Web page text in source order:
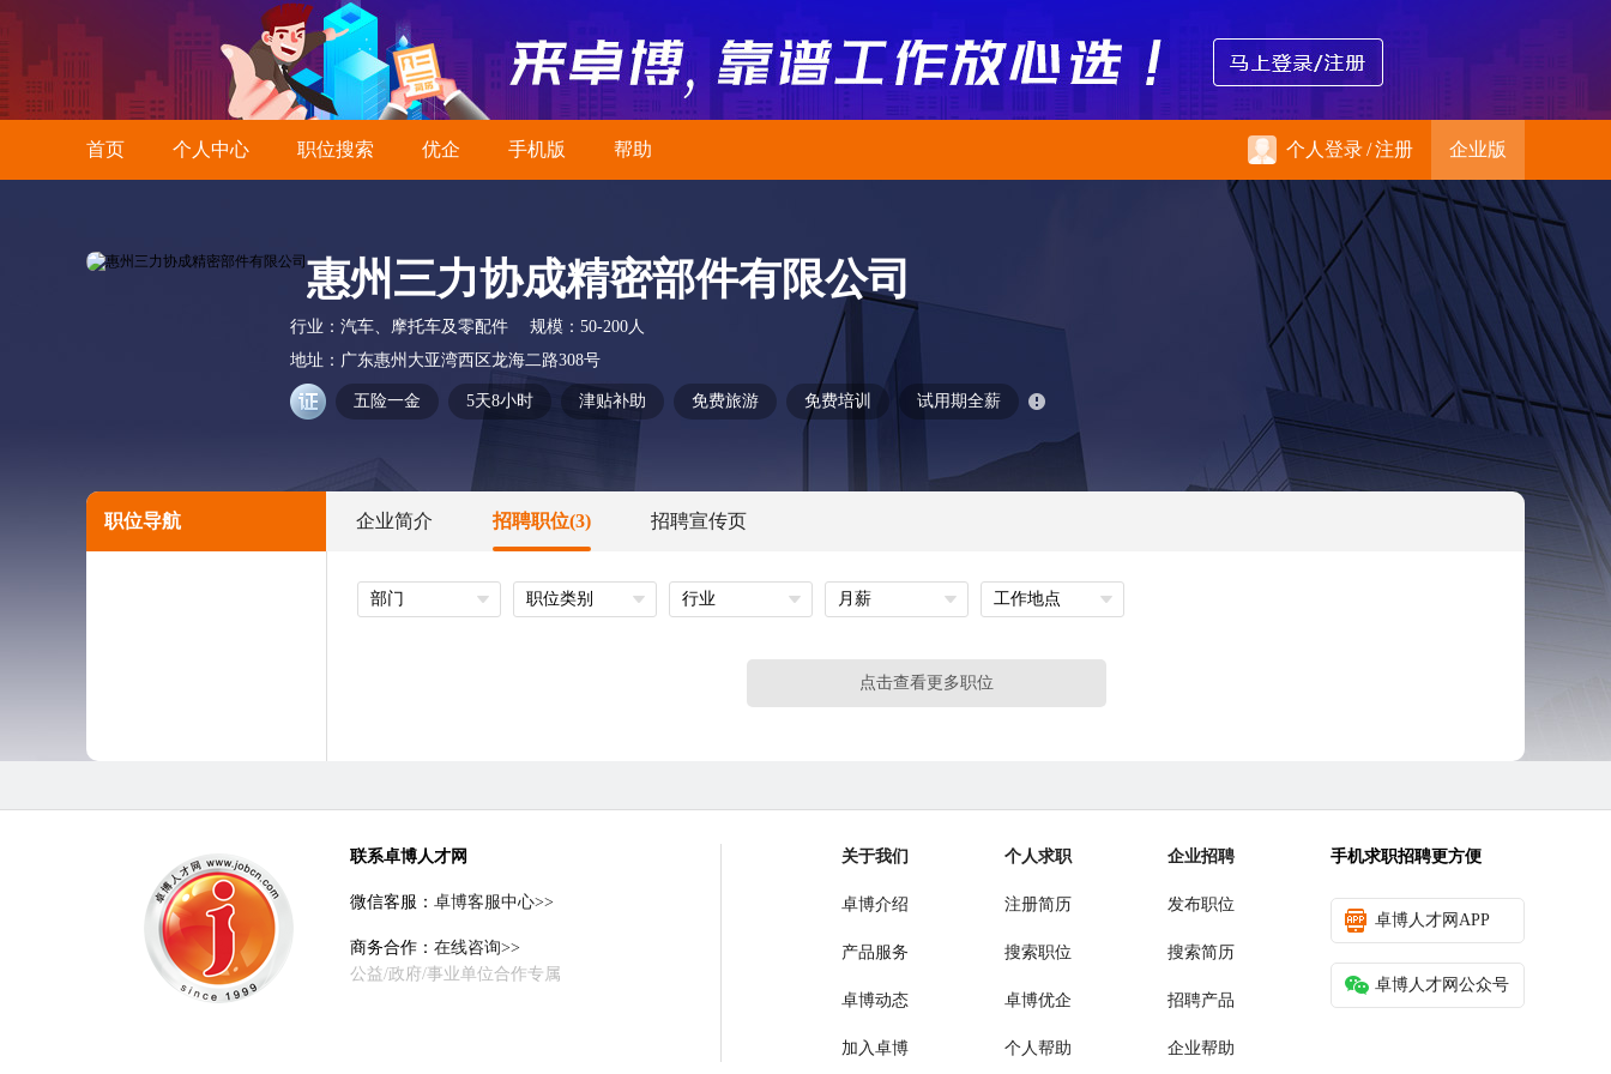
首页 个人中心 职位搜索 优企 手机版 帮助 个人登录/注册 企业版
惠州三力协成精密部件有限公司
行业： 汽车、摩托车及零配件 规模： 50-200人
地址： 广东惠州大亚湾西区龙海二路308号
五险一金 5天8小时 津贴补助 免费旅游 免费培训 试用期全薪
职位导航 企业简介 招聘职位(3) 招聘宣传页
部门 职位类别 行业 月薪 工作地点
点击查看更多职位
联系卓博人才网
微信客服： 卓博客服中心>>
商务合作： 在线咨询>>
公益/政府/事业单位合作专属
关于我们
卓博介绍
产品服务
卓博动态
加入卓博
个人求职
注册简历
搜索职位
卓博优企
个人帮助
企业招聘
发布职位
搜索简历
招聘产品
企业帮助
手机求职招聘更方便
卓博人才网APP
卓博人才网公众号